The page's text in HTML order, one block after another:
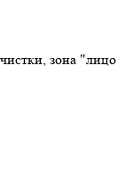
зона "лицо